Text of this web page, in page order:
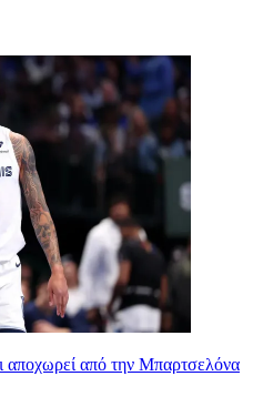
αποχωρεί από την Μπαρτσελόνα